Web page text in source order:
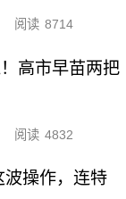
阅读 8714
高市早苗两把
阅读 4832
波操作，连特